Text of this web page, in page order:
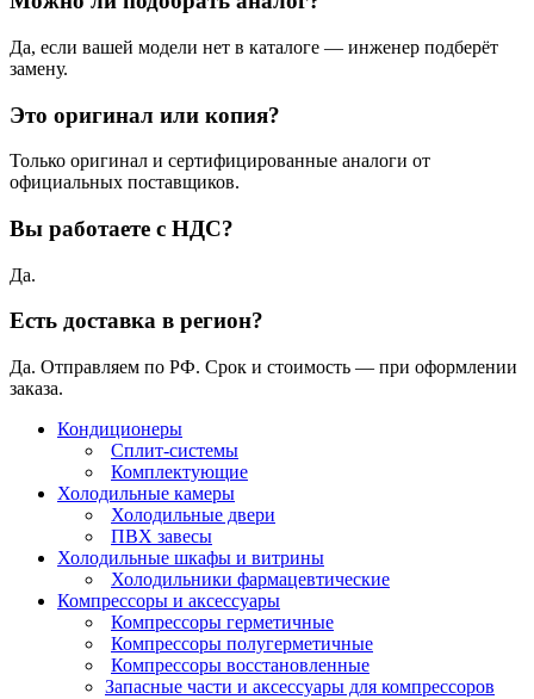
Да, если вашей модели нет в каталоге — инженер подберёт
замену.
Это оригинал или копия?
Только оригинал и сертифицированные аналоги от
официальных поставщиков.
Вы работаете с НДС?
Да.
Есть доставка в регион?
Да. Отправляем по РФ. Срок и стоимость — при оформлении
заказа.
Кондиционеры
Сплит-системы
Комплектующие
Холодильные камеры
Холодильные двери
ПВХ завесы
Холодильные шкафы и витрины
Холодильники фармацевтические
Компрессоры и аксессуары
Компрессоры герметичные
Компрессоры полугерметичные
Компрессоры восстановленные
Запасные части и аксессуары для компрессоров